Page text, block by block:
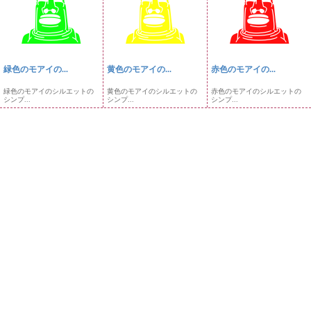
緑色のモアイの...
緑色のモアイのシルエットの
シンプ...
黄色のモアイの...
黄色のモアイのシルエットの
シンプ...
赤色のモアイの...
赤色のモアイのシルエットの
シンプ...